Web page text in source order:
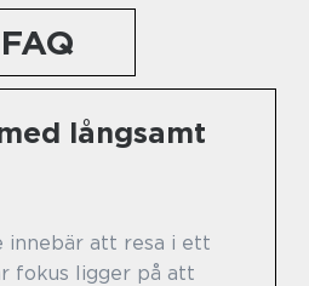
FAQ
långsamt
innebär att resa i ett
fokus ligger på att